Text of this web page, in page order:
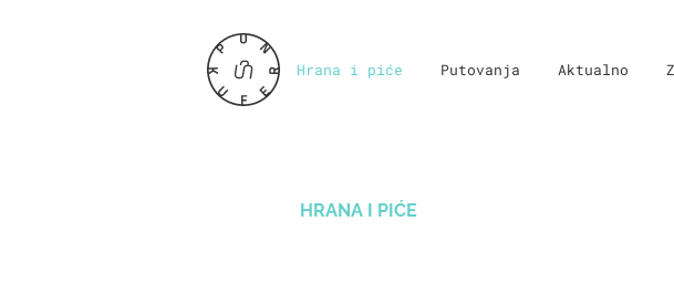
Hrana i piće Putovanja Aktualno
HRANA I PIĆE